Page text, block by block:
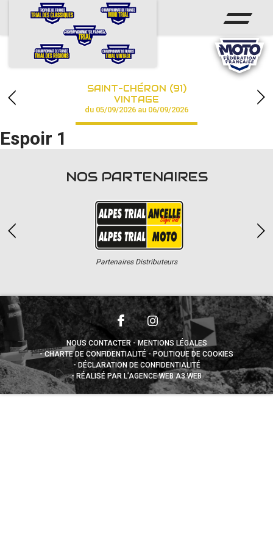
ACCUEIL
CALENDRIER
CHAMPIONNAT
RÉSULTATS
PHOTOS / VIDÉOS
PARTENAIRES
SAINT-CHÉRON (91)
VINTAGE
du 05/09/2026 au 06/09/2026
Espoir 1
NOS PARTENAIRES
Partenaires Distributeurs
NOUS CONTACTER
MENTIONS LÉGALES
CHARTE DE CONFIDENTIALITÉ
POLITIQUE DE COOKIES
DÉCLARATION DE CONFIDENTIALITÉ
RÉALISÉ PAR L’AGENCE WEB A3 WEB